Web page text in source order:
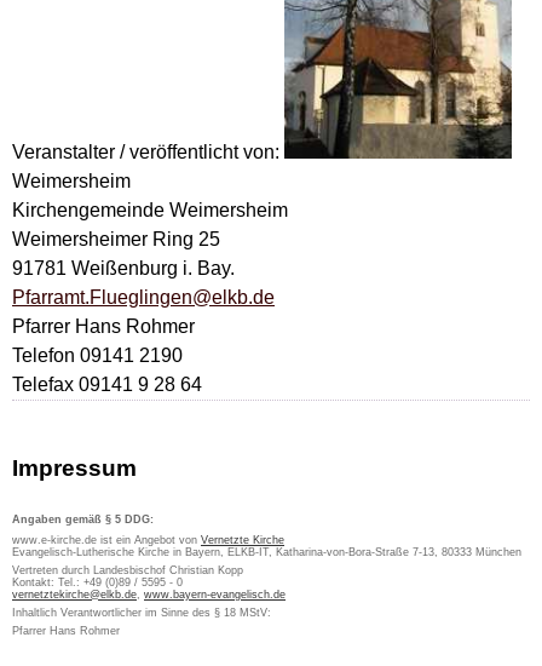
Veranstalter / veröffentlicht von:
Weimersheim
Kirchengemeinde Weimersheim
Weimersheimer Ring 25
91781 Weißenburg i. Bay.
Pfarramt.Flueglingen@elkb.de
Pfarrer Hans Rohmer
Telefon 09141 2190
Telefax 09141 9 28 64
Impressum
Angaben gemäß § 5 DDG:
www.e-kirche.de ist ein Angebot von Vernetzte Kirche
Evangelisch-Lutherische Kirche in Bayern, ELKB-IT, Katharina-von-Bora-Straße 7-13, 80333 München
Vertreten durch Landesbischof Christian Kopp
Kontakt: Tel.: +49 (0)89 / 5595 - 0
vernetztekirche@elkb.de, www.bayern-evangelisch.de
Inhaltlich Verantwortlicher im Sinne des § 18 MStV:
Pfarrer Hans Rohmer